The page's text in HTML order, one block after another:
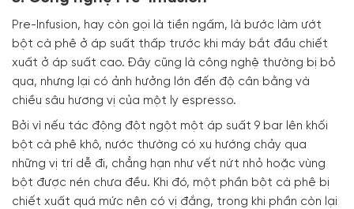
Pre-Infusion, hay còn gọi là tiền ngấm, là bước làm ướt
bột cà phê ở áp suất thấp trước khi máy bắt đầu chiết
xuất ở áp suất cao. Đây cũng là công nghệ thường bị bỏ
qua, nhưng lại có ảnh hưởng lớn đến độ cân bằng và
chiều sâu hương vị của một ly espresso.
Bởi vì nếu tác động đột ngột một áp suất 9 bar lên khối
bột cà phê khô, nước thường có xu hướng chảy qua
những vị trí dễ đi, chẳng hạn như vết nứt nhỏ hoặc vùng
bột được nén chưa đều. Khi đó, một phần bột cà phê bị
chiết xuất quá mức nên có vị đắng, trong khi phần còn lại